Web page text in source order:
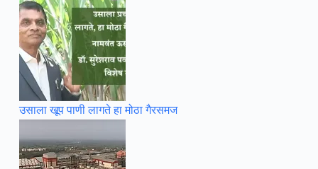
उसाला खूप पाणी लागते हा मोठा गैरसमज